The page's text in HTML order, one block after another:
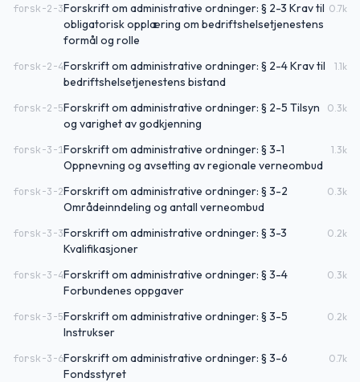
forsk-2-3Forskrift om administrative ordninger: § 2-3 Krav til
obligatorisk opplæring om bedriftshelsetjenestens
formål og rolle
0.7k
forsk-2-4Forskrift om administrative ordninger: § 2-4 Krav til
bedriftshelsetjenestens bistand
1.1k
forsk-2-5Forskrift om administrative ordninger: § 2-5 Tilsyn
og varighet av godkjenning
0.3k
forsk-3-1Forskrift om administrative ordninger: § 3-1
Oppnevning og avsetting av regionale verneombud
1.3k
forsk-3-2Forskrift om administrative ordninger: § 3-2
Områdeinndeling og antall verneombud
0.3k
forsk-3-3Forskrift om administrative ordninger: § 3-3
Kvalifikasjoner
0.2k
forsk-3-4Forskrift om administrative ordninger: § 3-4
Forbundenes oppgaver
0.3k
forsk-3-5Forskrift om administrative ordninger: § 3-5
Instrukser
0.2k
forsk-3-6Forskrift om administrative ordninger: § 3-6
Fondsstyret
0.7k